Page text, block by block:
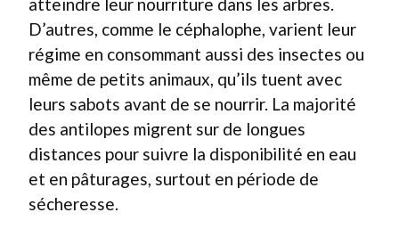
D’autres, comme le céphalophe, varient leur
régime en consommant aussi des insectes ou
même de petits animaux, qu’ils tuent avec
leurs sabots avant de se nourrir. La majorité
des antilopes migrent sur de longues
distances pour suivre la disponibilité en eau
et en pâturages, surtout en période de
sécheresse.